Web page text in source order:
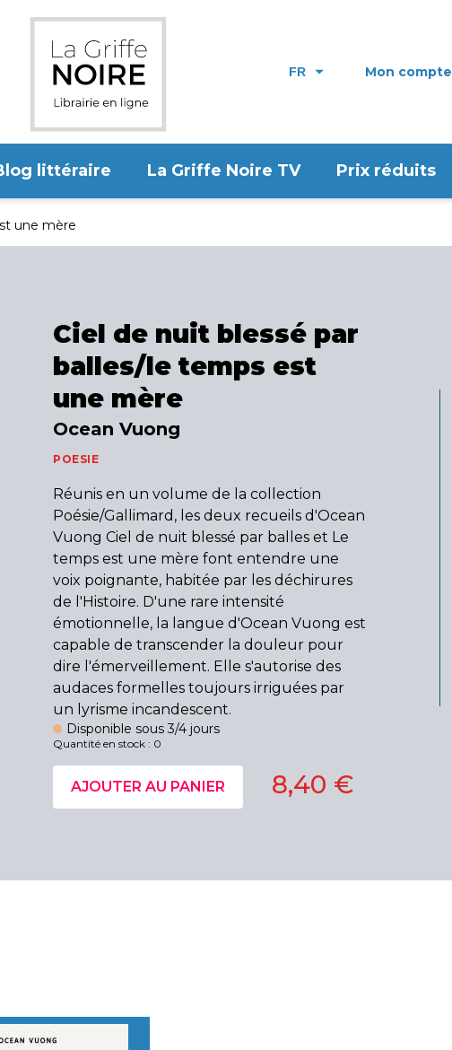
FR Mon compte
littéraire La Griffe Noire TV Prix réduits
une mère
Ciel de nuit blessé par
balles/le temps est
une mère
Ocean Vuong
POESIE
Réunis en un volume de la collection
Poésie/Gallimard, les deux recueils d'Ocean
Vuong Ciel de nuit blessé par balles et Le
temps est une mère font entendre une
voix poignante, habitée par les déchirures
de l'Histoire. D'une rare intensité
émotionnelle, la langue d'Ocean Vuong est
capable de transcender la douleur pour
dire l'émerveillement. Elle s'autorise des
audaces formelles toujours irriguées par
un lyrisme incandescent.
Disponible sous 3/4 jours
Quantité en stock : 0
8,40 €
AJOUTER AU PANIER